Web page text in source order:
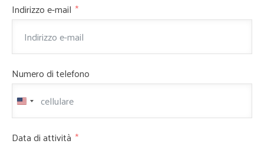
Indirizzo e-mail
Numero di telefono
United
States
+1
Data di attività